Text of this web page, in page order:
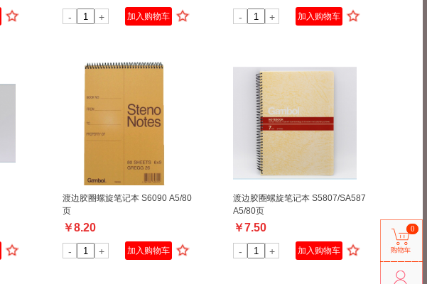
0
- + 加入购物车 - + 加入购物车
渡边胶圈螺旋笔记本 S6090 A5/80
页
￥8.20
- + 加入购物车
渡边胶圈螺旋笔记本 S5807/SA587
A5/80页
￥7.50
- + 加入购物车